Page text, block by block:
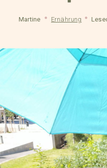
Martine Ernährung